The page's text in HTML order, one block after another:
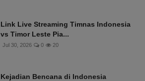
Link Live Streaming Timnas Indonesia
vs Timor Leste Pia...
Jul 30, 2026 0 20
Kejadian Bencana di Indonesia